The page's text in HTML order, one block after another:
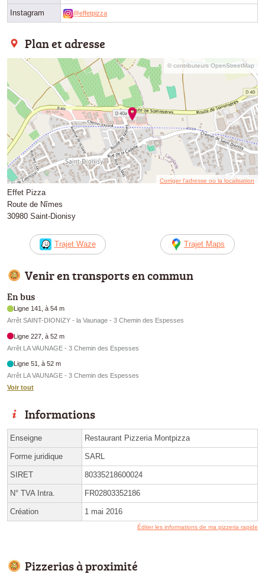
Instagram @effetpizza
Plan et adresse
© contributeurs OpenStreetMap
Corriger l’adresse ou la localisation
Effet Pizza
Route de Nîmes
30980 Saint-Dionisy
Trajet Waze Trajet Maps
Venir en transports en commun
En bus
Ligne 141, à 54 m
Arrêt SAINT-DIONIZY - la Vaunage - 3 Chemin des Espesses
Ligne 227, à 52 m
Arrêt LA VAUNAGE - 3 Chemin des Espesses
Ligne 51, à 52 m
Arrêt LA VAUNAGE - 3 Chemin des Espesses
Voir tout
Informations
Enseigne Restaurant Pizzeria Montpizza
Forme juridique SARL
SIRET 80335218600024
N° TVA Intra. FR02803352186
Création 1 mai 2016
Éditer les informations de ma pizzeria rapide
Pizzerias à proximité